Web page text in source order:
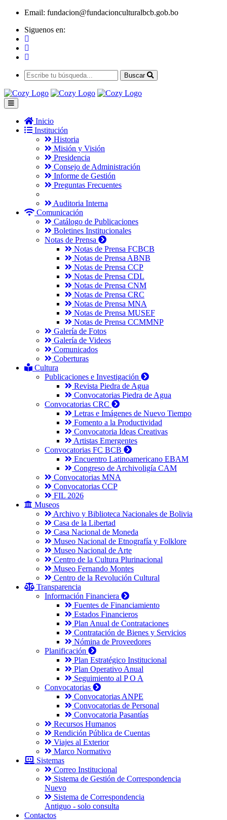
Email: fundacion@fundacionculturalbcb.gob.bo
Siguenos en:
Buscar
Inicio
Institución
Historia
Misión y Visión
Presidencia
Consejo de Administración
Informe de Gestión
Preguntas Frecuentes
Auditoria Interna
Comunicación
Catálogo de Publicaciones
Boletines Institucionales
Notas de Prensa
Notas de Prensa FCBCB
Notas de Prensa ABNB
Notas de Prensa CCP
Notas de Prensa CDL
Notas de Prensa CNM
Notas de Prensa CRC
Notas de Prensa MNA
Notas de Prensa MUSEF
Notas de Prensa CCMMNP
Galería de Fotos
Galería de Videos
Comunicados
Coberturas
Cultura
Publicaciones e Investigación
Revista Piedra de Agua
Convocatorias Piedra de Agua
Convocatorias CRC
Letras e Imágenes de Nuevo Tiempo
Fomento a la Productividad
Convocatoria Ideas Creativas
Artistas Emergentes
Convocatorias FC BCB
Encuentro Latinoamericano EBAM
Congreso de Archivoligía CAM
Convocatorias MNA
Convocatorias CCP
FIL 2026
Museos
Archivo y Biblioteca Nacionales de Bolivia
Casa de la Libertad
Casa Nacional de Moneda
Museo Nacional de Etnografía y Folklore
Museo Nacional de Arte
Centro de la Cultura Plurinacional
Museo Fernando Montes
Centro de la Revolución Cultural
Transparencia
Información Financiera
Fuentes de Financiamiento
Estados Financieros
Plan Anual de Contrataciones
Contratación de Bienes y Servicios
Nómina de Proveedores
Planificación
Plan Estratégico Institucional
Plan Operativo Anual
Seguimiento al P O A
Convocatorias
Convocatorias ANPE
Convocatorias de Personal
Convocatoria Pasantías
Recursos Humanos
Rendición Pública de Cuentas
Viajes al Exterior
Marco Normativo
Sistemas
Correo Institucional
Sistema de Gestión de Correspondencia
Nuevo
Sistema de Correspondencia
Antiguo - solo consulta
Contactos